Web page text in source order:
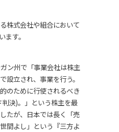
株式会社や組合において
ます。
ン州で「事業会社は株主
設立され、事業を行う。
のために行使されるべき
決)。」という株主を最
たが、日本では長く「売
間よし」という『三方よ